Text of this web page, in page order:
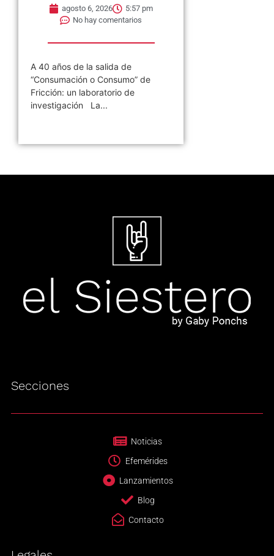
agosto 6, 2026
5:57 pm
No hay comentarios
A 40 años de la salida de
“Consumación o Consumo” de
Fricción: un laboratorio de
investigación La...
Secciones
Noticias
Efemérides
Lanzamientos
Blog
Contacto